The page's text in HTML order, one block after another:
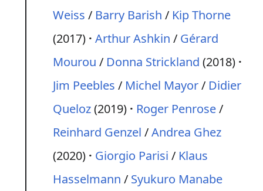
Weiss / Barry Barish / Kip Thorne
(2017) Arthur Ashkin / Gérard
Mourou / Donna Strickland (2018)
Jim Peebles / Michel Mayor/ Didier
Queloz(2019) Roger Penrose/
Reinhard Genzel /Andrea Ghez
(2020)
Giorgio Parisi / Klaus
Hasselmann / Syukuro Manabe